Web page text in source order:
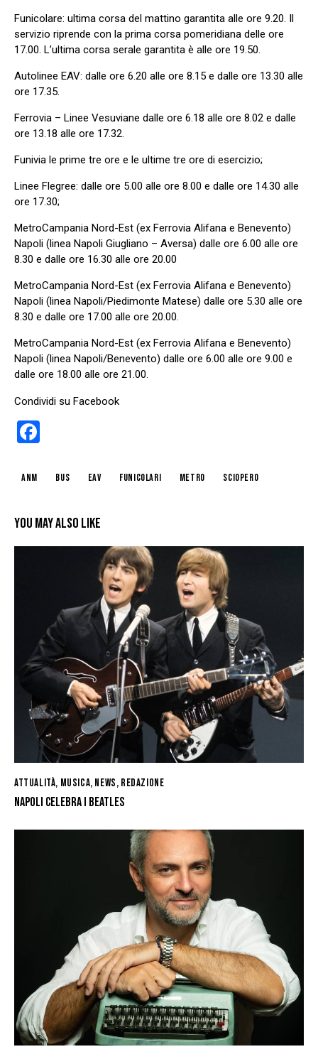
Funicolare: ultima corsa del mattino garantita alle ore 9.20. Il
servizio riprende con la prima corsa pomeridiana delle ore
17.00. L’ultima corsa serale garantita è alle ore 19.50.
Autolinee EAV: dalle ore 6.20 alle ore 8.15 e dalle ore 13.30 alle
ore 17.35.
Ferrovia – Linee Vesuviane dalle ore 6.18 alle ore 8.02 e dalle
ore 13.18 alle ore 17.32.
Funivia le prime tre ore e le ultime tre ore di esercizio;
Linee Flegree: dalle ore 5.00 alle ore 8.00 e dalle ore 14.30 alle
ore 17.30;
MetroCampania Nord-Est (ex Ferrovia Alifana e Benevento)
Napoli (linea Napoli Giugliano – Aversa) dalle ore 6.00 alle ore
8.30 e dalle ore 16.30 alle ore 20.00
MetroCampania Nord-Est (ex Ferrovia Alifana e Benevento)
Napoli (linea Napoli/Piedimonte Matese) dalle ore 5.30 alle ore
8.30 e dalle ore 17.00 alle ore 20.00.
MetroCampania Nord-Est (ex Ferrovia Alifana e Benevento)
Napoli (linea Napoli/Benevento) dalle ore 6.00 alle ore 9.00 e
dalle ore 18.00 alle ore 21.00.
Condividi su Facebook
ce
o
o
anm bus eav funicolari metro sciopero
YOU MAY ALSO LIKE
ATTUALITÀ, MUSICA, NEWS, REDAZIONE
NAPOLI CELEBRA I BEATLES